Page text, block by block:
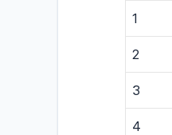
1
2
3
4